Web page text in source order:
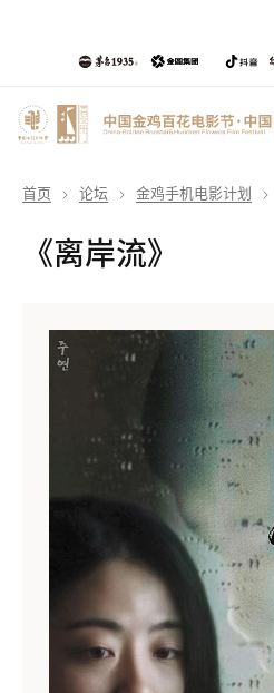
首页 论坛 金鸡手机电影计划
《离岸流》